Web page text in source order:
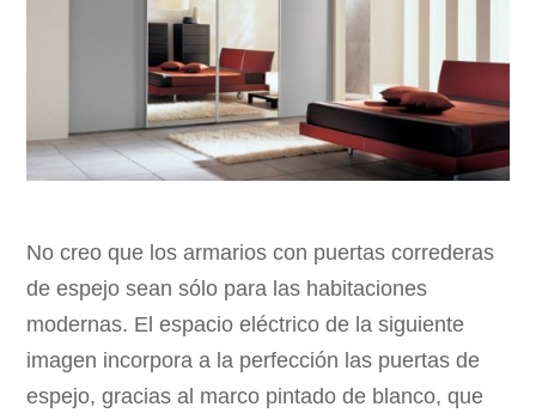
No creo que los armarios con puertas correderas
de espejo sean sólo para las habitaciones
modernas. El espacio eléctrico de la siguiente
imagen incorpora a la perfección las puertas de
espejo, gracias al marco pintado de blanco, que